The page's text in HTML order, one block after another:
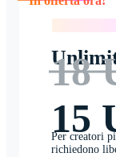
18
15
Per creatori
richiedono